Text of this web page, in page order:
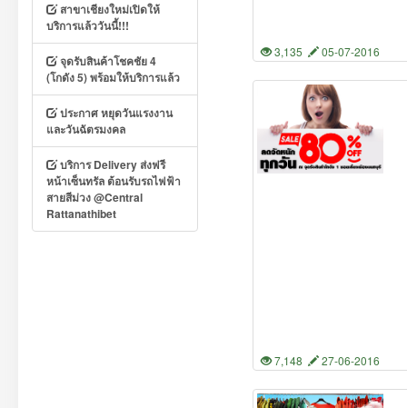
สาขาเชียงใหม่เปิดให้
บริการแล้ววันนี้!!!
จุดรับสินค้าโชคชัย 4
(โกดัง 5) พร้อมให้บริการแล้ว
ประกาศ หยุดวันแรงงาน
และวันฉัตรมงคล
บริการ Delivery ส่งฟรี
หน้าเซ็นทรัล ต้อนรับรถไฟฟ้า
สายสีม่วง @Central
Rattanathibet
3,135 05-07-2016
7,148 27-06-2016